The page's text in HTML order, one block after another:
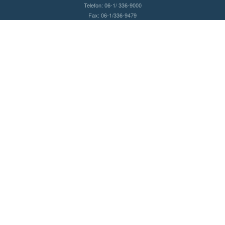
Telefon: 06-1/ 336-9000
Fax: 06-1/336-9479